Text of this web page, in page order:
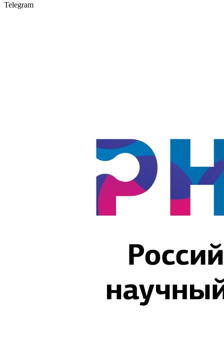
Telegram